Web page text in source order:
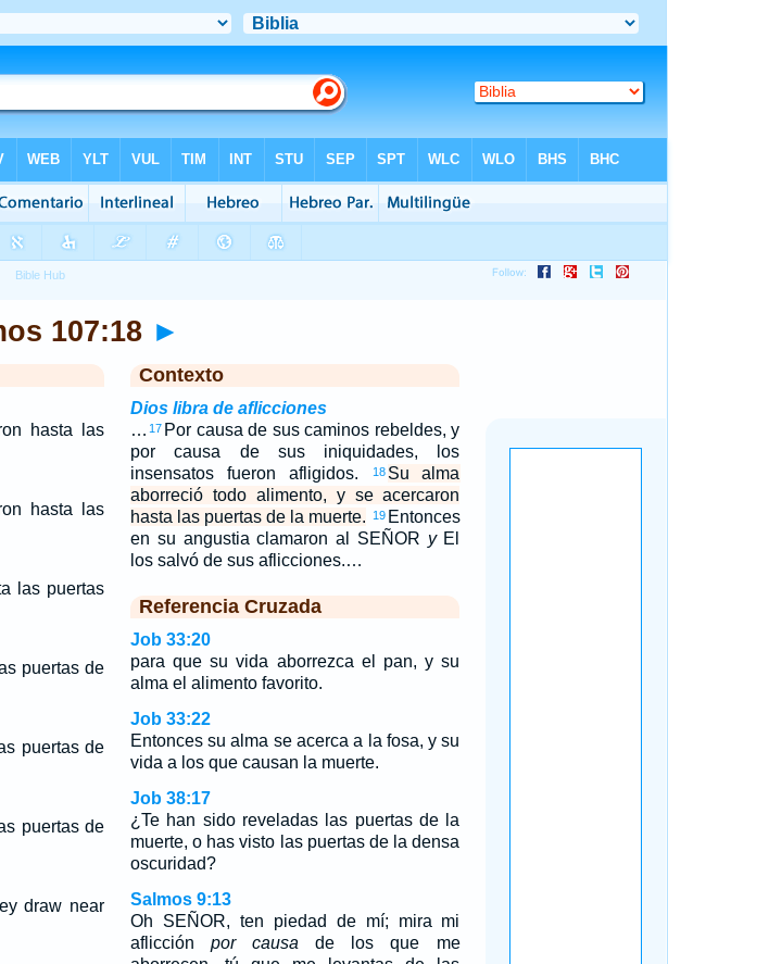
107:18 ►
hasta las
hasta las
las puertas
puertas de
puertas de
puertas de
draw near
Contexto
Dios libra de aflicciones
… 17 Por causa de sus caminos rebeldes, y
por causa de sus iniquidades, los
insensatos fueron afligidos.
18 Su alma
aborreció todo alimento, y se acercaron
hasta las puertas de la muerte.
19 Entonces
en su angustia clamaron al SEÑOR yEl
los salvó de sus aflicciones.…
Referencia Cruzada
Job 33:20
para que su vida aborrezca el pan, y su
alma el alimento favorito.
Job 33:22
Entonces su alma se acerca a la fosa, y su
vida a los que causan la muerte.
Job 38:17
¿Te han sido reveladas las puertas de la
muerte, o has visto las puertas de la densa
oscuridad?
Salmos 9:13
Oh SEÑOR, ten piedad de mí; mira mi
aflicciónpor causa de los que me